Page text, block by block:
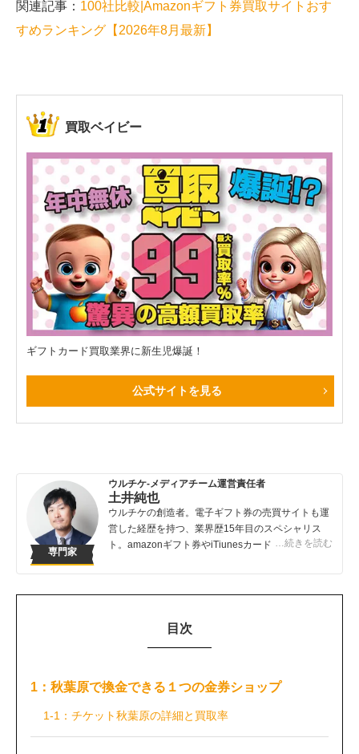
関連記事： 100社比較|Amazonギフト券買取サイトおす
すめランキング【2026年8月最新】
買取ベイビー
ギフトカード買取業界に新生児爆誕！
公式サイトを見る
専門家
ウルチケ-メディアチーム運営責任者
土井純也
…続きを読む
ウルチケの創造者。電子ギフト券の売買サイトも運
営した経歴を持つ、業界歴15年目のスペシャリス
ト。amazonギフト券やiTiunesカードの売買は知っ
まうこんなバカバカしいことは避けてほしい！
目次
1：秋葉原で換金できる１つの金券ショップ
1-1：チケット秋葉原の詳細と買取率